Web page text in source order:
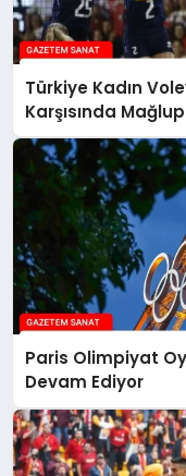
Türkiye Kadın
Karşısında
Paris Olimpiyat
Devam Ediyor